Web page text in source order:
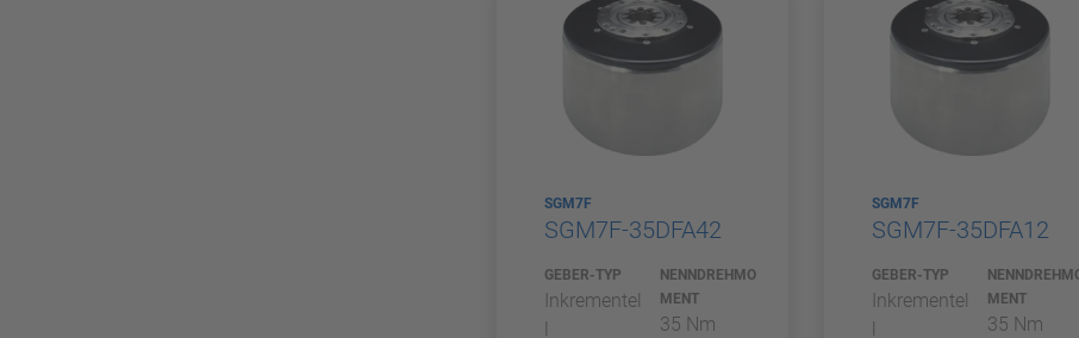
SGM7F
SGM7F-35DFA42
GEBER-TYP
Inkrementel
NENNDREHMO
MENT
35 Nm
SGM7F
SGM7F-35DFA12
GEBER-TYP
Inkrementel
MENT
35 Nm